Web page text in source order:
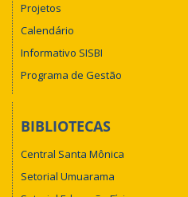
Projetos
Calendário
Informativo SISBI
Programa de Gestão
BIBLIOTECAS
Central Santa Mônica
Setorial Umuarama